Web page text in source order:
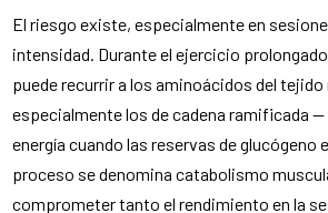
El riesgo existe, especialmente en
intensidad. Durante el ejercicio
puede recurrir a los aminoácidos del
especialmente los de cadena ramificada
energía cuando las reservas de glucógeno
proceso se denomina catabolismo
comprometer tanto el rendimiento en la